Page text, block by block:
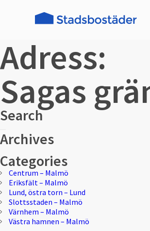
Adress:
Sagas
Search
efter:
Sök
Archives
Categories
Centrum – Malmö
Eriksfält – Malmö
Lund, östra torn – Lund
Slottsstaden – Malmö
Värnhem – Malmö
Västra hamnen – Malmö